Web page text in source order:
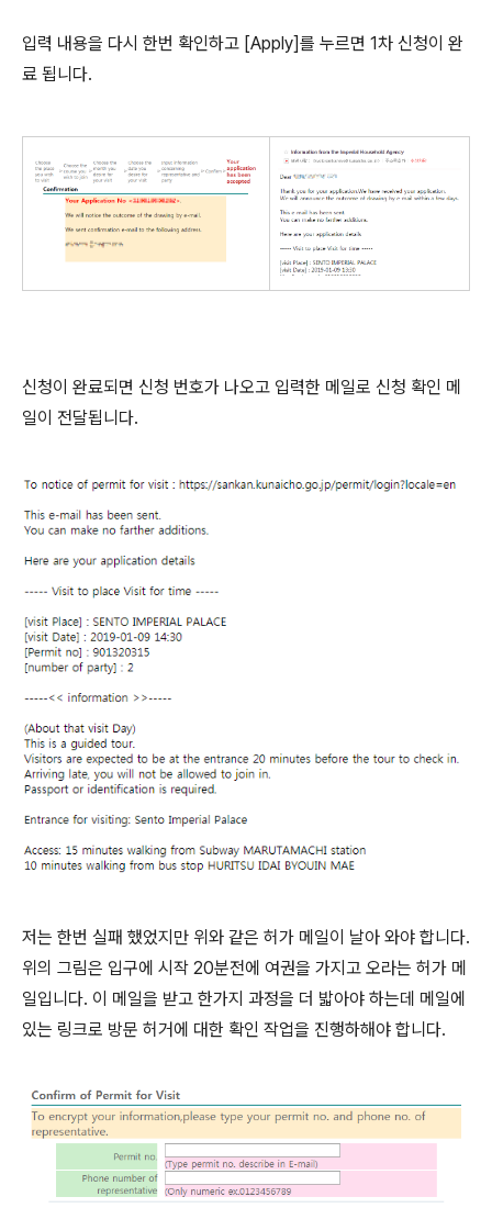
입력 내용을 다시 한번 확인하고 [Apply]를 누르면 1차 신청이 완
료 됩니다.
신청이 완료되면 신청 번호가 나오고 입력한 메일로 신청 확인 메
일이 전달됩니다.
저는 한번 실패 했었지만 위와 같은 허가 메일이 날아 와야 합니다.
위의 그림은 입구에 시작 20분전에 여권을 가지고 오라는 허가 메
일입니다. 이 메일을 받고 한가지 과정을 더 밟아야 하는데 메일에
있는 링크로 방문 허거에 대한 확인 작업을 진행하해야 합니다.